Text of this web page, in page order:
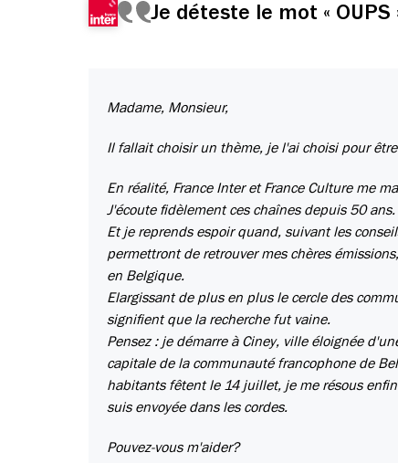
Je déteste le mot « OUPS
Madame, Monsieur,
Il fallait choisir un thème, je l'ai choisi pour
En réalité, France Inter et France Culture me
J'écoute fidèlement ces chaînes depuis 50 ans.
Et je reprends espoir quand, suivant les
permettront de retrouver mes chères
en Belgique.
Elargissant de plus en plus le cercle des
signifient que la recherche fut vaine.
Pensez : je démarre à Ciney, ville éloignée
capitale de la communauté francophone de
habitants fêtent le 14 juillet, je me résous
suis envoyée dans les cordes.
Pouvez-vous m'aider?